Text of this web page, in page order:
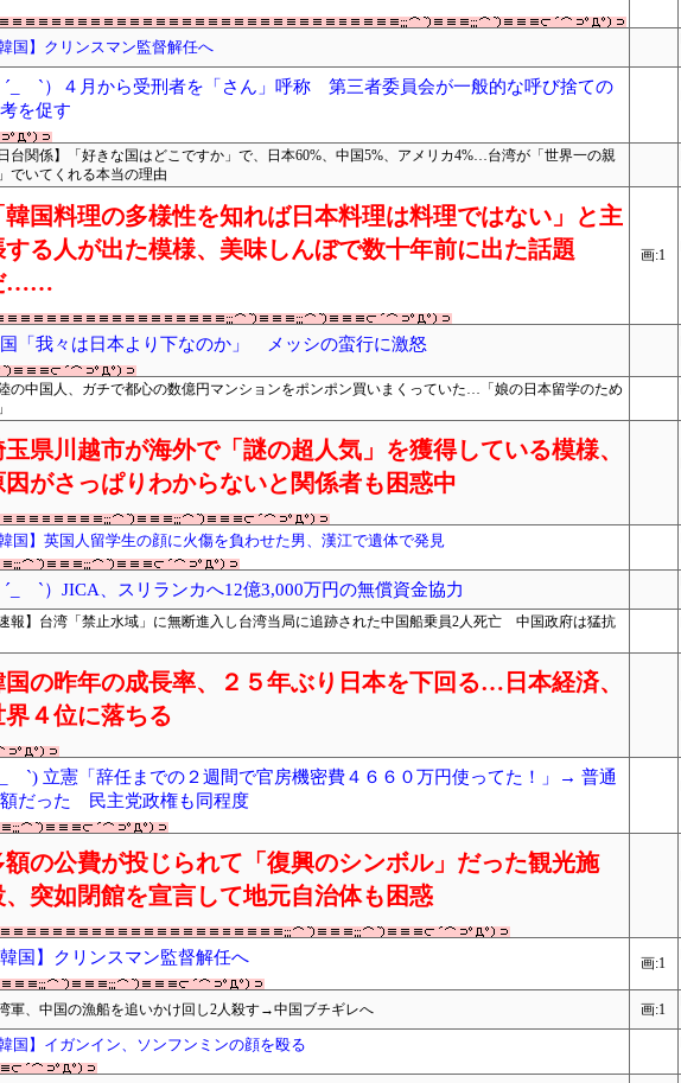
韓国】クリンスマン監督解任へ
´_ゝ`）４月から受刑者を「さん」呼称 第三者委員会が一般的な呼び捨ての
を促す
日台関係】「好きな国はどこですか」で、日本60%、中国5%、アメリカ4%…台湾が「世界一の親
でいてくれる本当の理由
韓国料理の多様性を知れば日本料理は料理ではない」と主
する人が出た模様、美味しんぼで数十年前に出た話題
……
画:1
「我々は日本より下なのか」 メッシの蛮行に激怒
の中国人、ガチで都心の数億円マンションをポンポン買いまくっていた…「娘の日本留学のため
玉県川越市が海外で「謎の超人気」を獲得している模様、
因がさっぱりわからないと関係者も困惑中
韓国】英国人留学生の顔に火傷を負わせた男、漢江で遺体で発見
´_ゝ`）JICA、スリランカへ12億3,000万円の無償資金協力
速報】台湾「禁止水域」に無断進入し台湾当局に追跡された中国船乗員2人死亡 中国政府は猛抗
国の昨年の成長率、２５年ぶり日本を下回る…日本経済、
界４位に落ちる
ゝ`) 立憲「辞任までの２週間で官房機密費４６６０万円使ってた！」→ 普通
だった 民主党政権も同程度
額の公費が投じられて「復興のシンボル」だった観光施
、突如閉館を宣言して地元自治体も困惑
韓国】クリンスマン監督解任へ 画:1
軍、中国の漁船を追いかけ回し2人殺す→中国ブチギレへ 画:1
韓国】イガンイン、ソンフンミンの顔を殴る